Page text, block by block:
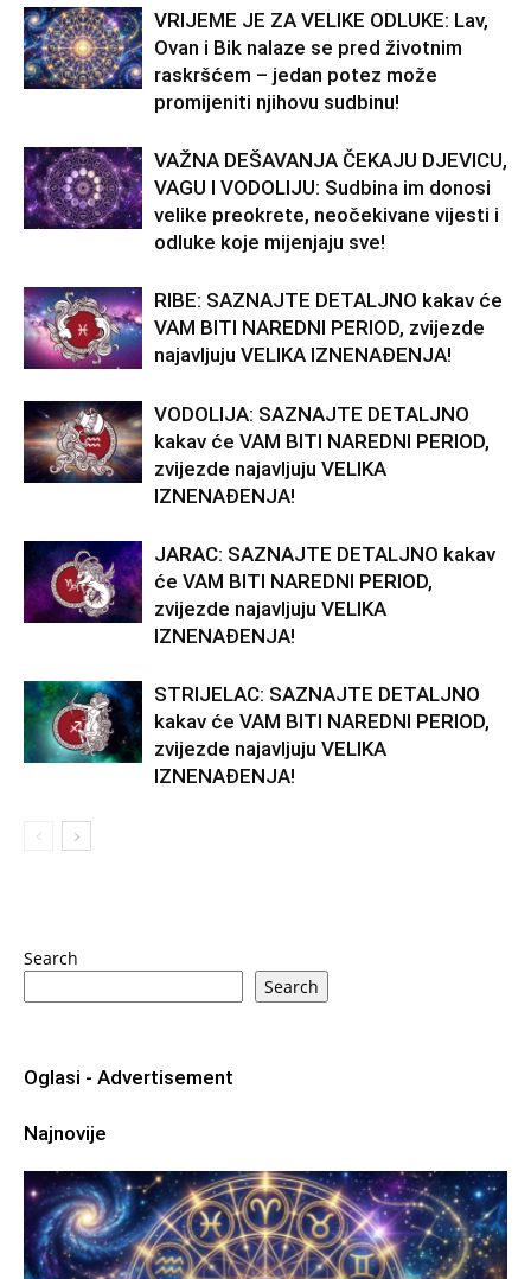
VRIJEME JE ZA VELIKE ODLUKE: Lav,
Ovan i Bik nalaze se pred životnim
raskršćem – jedan potez može
promijeniti njihovu sudbinu!
VAŽNA DEŠAVANJA ČEKAJU DJEVICU,
VAGU I VODOLIJU: Sudbina im donosi
velike preokrete, neočekivane vijesti i
odluke koje mijenjaju sve!
RIBE: SAZNAJTE DETALJNO kakav će
VAM BITI NAREDNI PERIOD, zvijezde
najavljuju VELIKA IZNENAĐENJA!
VODOLIJA: SAZNAJTE DETALJNO
kakav će VAM BITI NAREDNI PERIOD,
zvijezde najavljuju VELIKA
IZNENAĐENJA!
JARAC: SAZNAJTE DETALJNO kakav
će VAM BITI NAREDNI PERIOD,
zvijezde najavljuju VELIKA
IZNENAĐENJA!
STRIJELAC: SAZNAJTE DETALJNO
kakav će VAM BITI NAREDNI PERIOD,
zvijezde najavljuju VELIKA
IZNENAĐENJA!
Search
Search
Oglasi - Advertisement
Najnovije